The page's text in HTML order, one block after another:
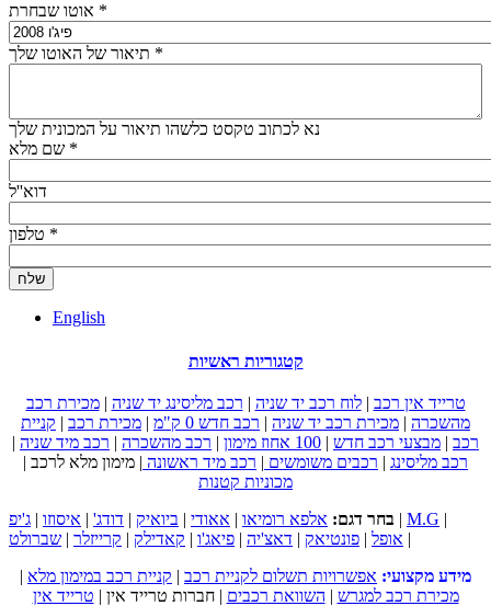
*
*
נא לכתוב טקסט כלשהו תיאור על המכונית שלך
*
דוא''ל
*
English
קטגוריות ראשיות
טרייד אין רכב |לוח רכב יד שניה | רכב מליסינג יד שניה |מכירת רכב
מהשכרה | מכירת רכב יד שניה | רכב חדש 0 ק"מ | מכירת רכב | קניית
רכב | מבצעי רכב חדש | 100 אחוז מימון | רכב מהשכרה | רכב מיד שניה |
רכב מליסינג | רכבים משומשים | רכב מיד ראשונה | מימון מלא לרכב |
מכוניות קטנות
בחר דגם: אלפא רומיאו | אאודי | ביואיק | דודג' | איסוזו | ג'יפ | M.G |
אופל | פונטיאק | דאצ'יה | פיאג'ו | קאדילק | קרייזלר | שברולט
|
מידע מקצועי: אפשרויות תשלום לקניית רכב | קניית רכב במימון מלא |
מכירת רכב למגרש | השוואת רכבים |חברות טרייד אין | טרייד אין